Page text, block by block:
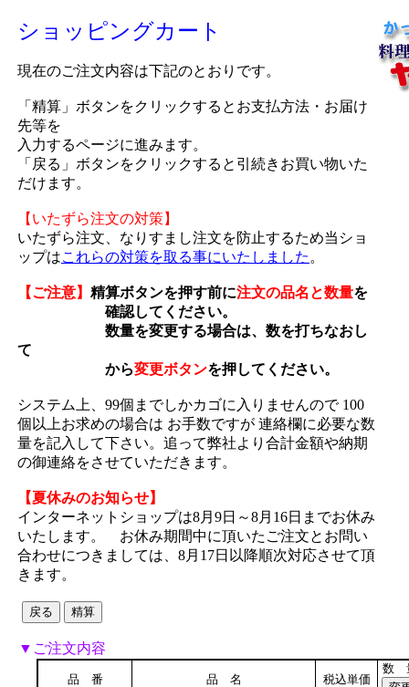
ショッピングカート
現在のご注文内容は下記のとおりです。
「精算」ボタンをクリックするとお支払方法・お届け
先等を
入力するページに進みます。
「戻る」ボタンをクリックすると引続きお買い物いた
だけます。
【いたずら注文の対策】
いたずら注文、なりすまし注文を防止するため当ショ
ップはこれらの対策を取る事にいたしました 。
【ご注意】 精算ボタンを押す前に注文の品名と数量を
確認してください。
数量を変更する場合は、数を打ちなおし
て
から変更ボタンを押してください。
システム上、99個までしかカゴに入りませんので 100
個以上お求めの場合は お手数ですが 連絡欄に必要な数
量を記入して下さい。追って弊社より合計金額や納期
の御連絡をさせていただきます。
【夏休みのお知らせ】
インターネットショップは8月9日～8月16日までお休み
いたします。 お休み期間中に頂いたご注文とお問い
合わせにつきましては、8月17日以降順次対応させて頂
きます。
▼ご注文内容
品 番 品 名 税込単価
数